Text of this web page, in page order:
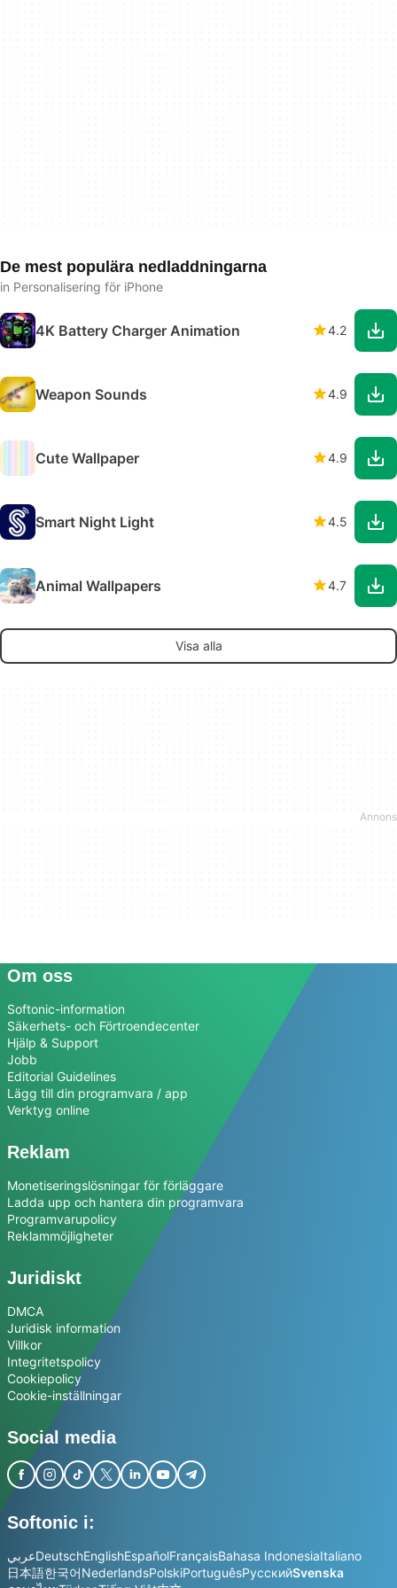
De mest populära nedladdningarna
in Personalisering för iPhone
4K Battery Charger Animation 4.2
Weapon Sounds 4.9
Cute Wallpaper 4.9
Smart Night Light 4.5
Animal Wallpapers 4.7
Visa alla
Om oss
Softonic-information
Säkerhets- och Förtroendecenter
Hjälp & Support
Jobb
Editorial Guidelines
Lägg till din programvara / app
Verktyg online
Reklam
Monetiseringslösningar för förläggare
Ladda upp och hantera din programvara
Programvarupolicy
Reklammöjligheter
Juridiskt
DMCA
Juridisk information
Villkor
Integritetspolicy
Cookiepolicy
Cookie-inställningar
Social media
Softonic i:
عربيDeutschEnglishEspañolFrançaisBahasa IndonesiaItaliano
日本語한국어NederlandsPolskiPortuguêsРусскийSvenska